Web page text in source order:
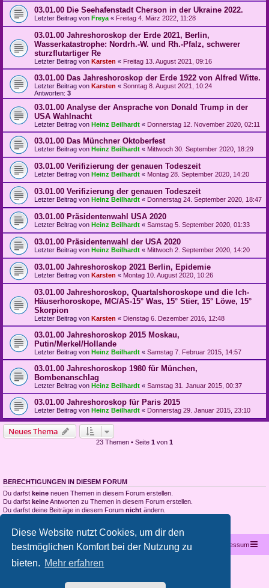
Diese Website nutzt Cookies, um dir den
bestmöglichen Komfort bei der Nutzung zu
bieten. Mehr erfahren
03.01.00 Die Seehafenstadt Cherson in der Ukraine 2022.
Letzter Beitrag von Freya « Freitag 4. März 2022, 11:28
03.01.00 Jahreshoroskop der Erde 2021, Berlin,
Wasserkatastrophe: Nordrh.-W. und Rh.-Pfalz, schwerer
sturzflutartiger Re
Letzter Beitrag von Karsten « Freitag 13. August 2021, 09:16
03.01.00 Das Jahreshoroskop der Erde 1922 von Alfred Witte.
Letzter Beitrag von Karsten « Sonntag 8. August 2021, 10:24
Antworten: 3
03.01.00 Analyse der Ansprache von Donald Trump in der
USA Wahlnacht
Letzter Beitrag von Heinz Beilhardt « Donnerstag 12. November 2020, 02:11
03.01.00 Das Münchner Oktoberfest
Letzter Beitrag von Heinz Beilhardt « Mittwoch 30. September 2020, 18:29
03.01.00 Verifizierung der genauen Todeszeit
Letzter Beitrag von Heinz Beilhardt « Montag 28. September 2020, 14:20
03.01.00 Verifizierung der genauen Todeszeit
Letzter Beitrag von Heinz Beilhardt « Donnerstag 24. September 2020, 18:47
03.01.00 Präsidentenwahl USA 2020
Letzter Beitrag von Heinz Beilhardt « Samstag 5. September 2020, 01:33
03.01.00 Präsidentenwahl der USA 2020
Letzter Beitrag von Heinz Beilhardt « Mittwoch 2. September 2020, 14:20
03.01.00 Jahreshoroskop 2021 Berlin, Epidemie
Letzter Beitrag von Karsten « Montag 10. August 2020, 10:26
03.01.00 Jahreshoroskop, Quartalshoroskope und die Ich-
Häuserhoroskope, MC/AS-15° Was, 15° Stier, 15° Löwe, 15°
Skorpion
Letzter Beitrag von Karsten « Dienstag 6. Dezember 2016, 12:48
03.01.00 Jahreshoroskop 2015 Moskau,
Putin/Merkel/Hollande
Letzter Beitrag von Heinz Beilhardt « Samstag 7. Februar 2015, 14:57
03.01.00 Jahreshoroskop 1980 für München,
Bombenanschlag
Letzter Beitrag von Heinz Beilhardt « Samstag 31. Januar 2015, 00:37
03.01.00 Jahreshoroskop für Paris 2015
Letzter Beitrag von Heinz Beilhardt « Donnerstag 29. Januar 2015, 23:10
Neues Thema
23 Themen • Seite 1 von 1
BERECHTIGUNGEN IN DIESEM FORUM
Du darfst keine neuen Themen in diesem Forum erstellen.
Du darfst keineAntworten zu Themen in diesem Forum erstellen.
Du darfst deine Beiträge in diesem Forum nicht ändern.
Startseite Portal Foren-Übersicht Impressum
Kontakt
Copyright © 2012 - 2026 All rights reserved.